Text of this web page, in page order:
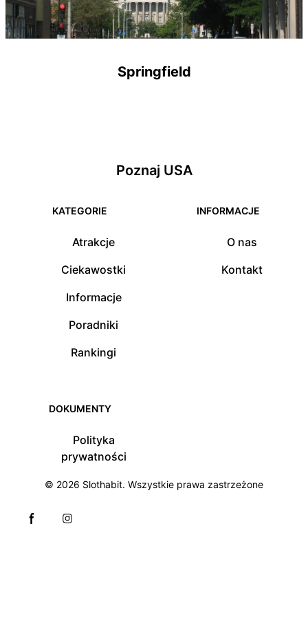
Springfield
Poznaj USA
KATEGORIE
Atrakcje
Ciekawostki
Informacje
Poradniki
Rankingi
INFORMACJE
O nas
Kontakt
DOKUMENTY
Polityka
prywatności
© 2026 Slothabit. Wszystkie prawa zastrzeżone
Facebook pageInstagram page